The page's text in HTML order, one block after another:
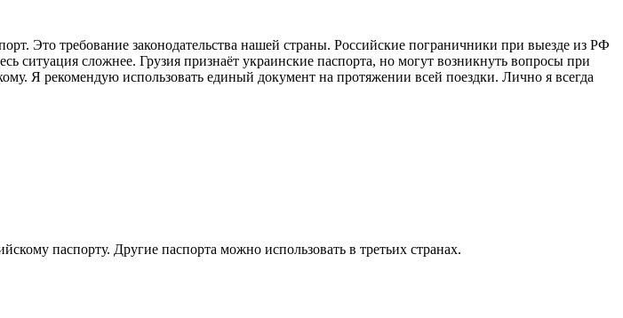
Это требование законодательства нашей страны. Российские пограничники при выезде из РФ
ситуация сложнее. Грузия признаёт украинские паспорта, но могут возникнуть вопросы при
Я рекомендую использовать единый документ на протяжении всей поездки. Лично я всегда
паспорту. Другие паспорта можно использовать в третьих странах.